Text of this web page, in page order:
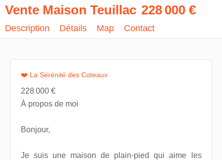
Vente Maison Teuillac 228 000 €
Description Détails Map Contact
❤️ La Sérénité des Coteaux
228 000 €
À propos de moi
Bonjour,
Je suis une maison de plain-pied qui aime les